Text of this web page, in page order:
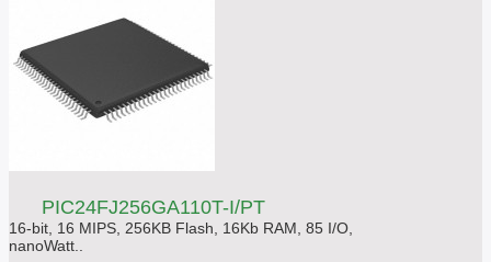
PIC24FJ256GA110T-I/PT
16-bit, 16 MIPS, 256KB Flash, 16Kb RAM, 85 I/O,
nanoWatt..